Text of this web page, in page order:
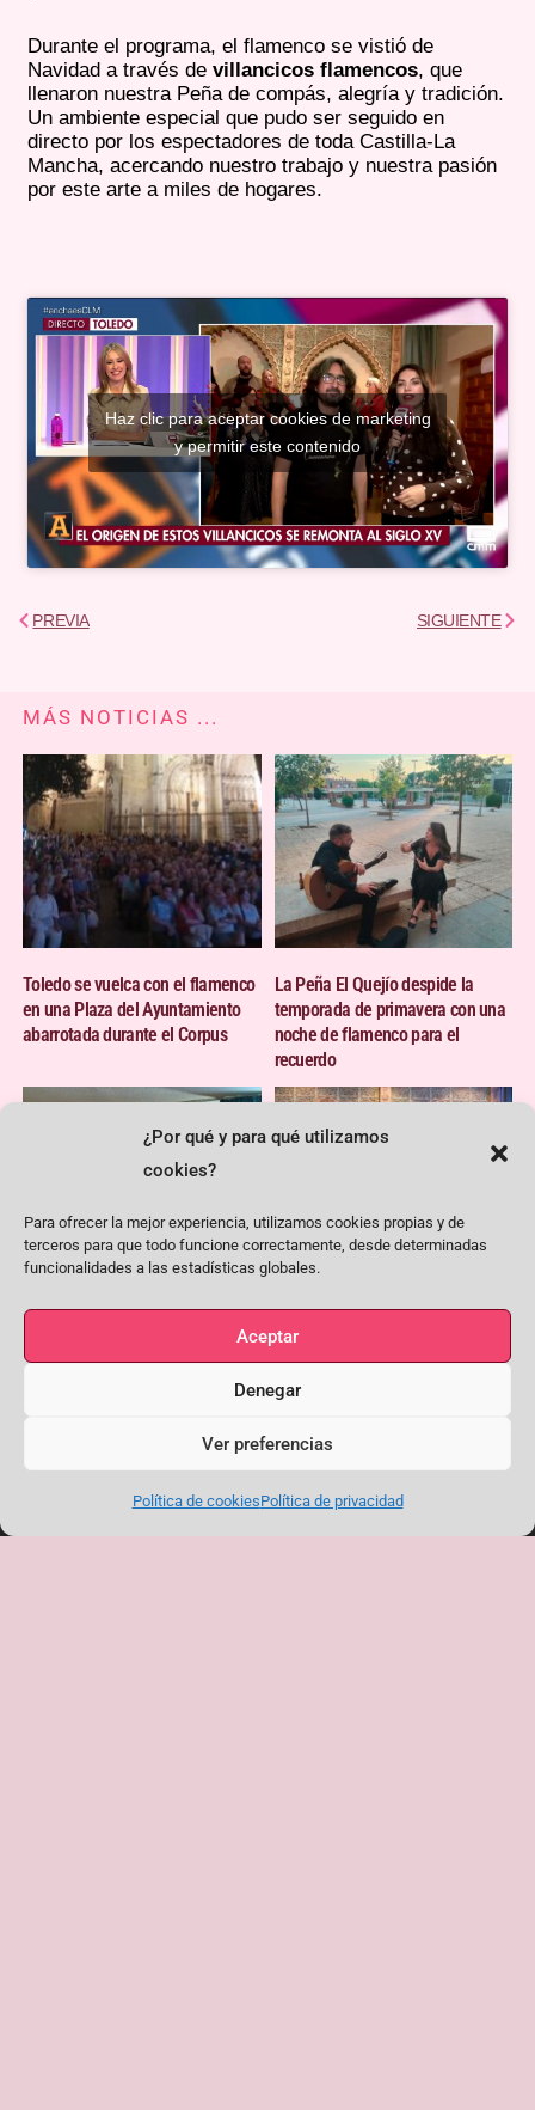
¿Por qué y para qué utilizamos
cookies?
Para ofrecer la mejor experiencia, utilizamos cookies propias y de
terceros para que todo funcione correctamente, desde determinadas
funcionalidades a las estadísticas globales.
Aceptar
Denegar
Ver preferencias
Política de cookiesPolítica de privacidad
Durante el programa, el flamenco se vistió de
Navidad a través devillancicos flamencos, que
llenaron nuestra Peña de compás, alegría y tradición.
Un ambiente especial que pudo ser seguido en
directo por los espectadores de toda Castilla-La
Mancha, acercando nuestro trabajo y nuestra pasión
por este arte a miles de hogares.
Haz clic para aceptar cookies de marketing
y permitir este contenido
AntPREVIA SIGUIENTE
MÁS NOTICIAS ...
Toledo se vuelca con el flamenco
en una Plaza del Ayuntamiento
abarrotada durante el Corpus
La Peña El Quejío despide la
temporada de primavera con una
noche de flamenco para el
recuerdo
Noche de hermanamiento
Quejío y Lavapiés
El flamenco pone voz al 8M en la
Peña El Quejío
<< -- -->>
+ en nuestro blog